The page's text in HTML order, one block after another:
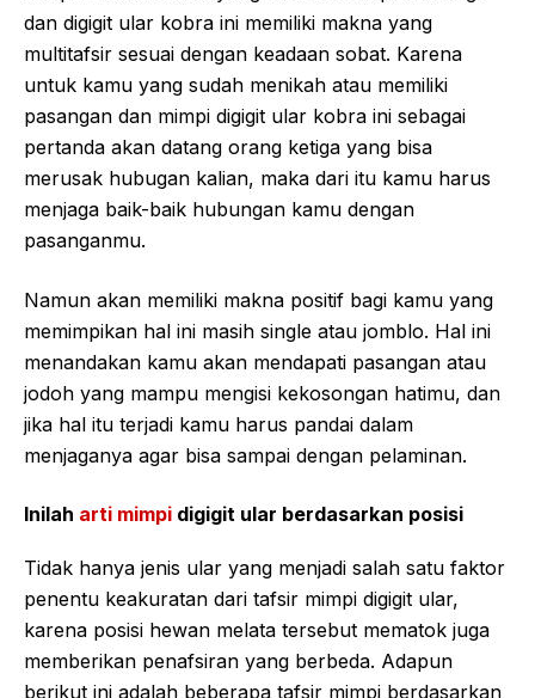
dan digigit ular kobra ini memiliki makna yang
multitafsir sesuai dengan keadaan sobat. Karena
untuk kamu yang sudah menikah atau memiliki
pasangan dan mimpi digigit ular kobra ini sebagai
pertanda akan datang orang ketiga yang bisa
merusak hubugan kalian, maka dari itu kamu harus
menjaga baik-baik hubungan kamu dengan
pasanganmu.
Namun akan memiliki makna positif bagi kamu yang
memimpikan hal ini masih single atau jomblo. Hal ini
menandakan kamu akan mendapati pasangan atau
jodoh yang mampu mengisi kekosongan hatimu, dan
jika hal itu terjadi kamu harus pandai dalam
menjaganya agar bisa sampai dengan pelaminan.
Inilah arti mimpi digigit ular berdasarkan posisi
Tidak hanya jenis ular yang menjadi salah satu faktor
penentu keakuratan dari tafsir mimpi digigit ular,
karena posisi hewan melata tersebut mematok juga
memberikan penafsiran yang berbeda. Adapun
berikut ini adalah beberapa tafsir mimpi berdasarkan